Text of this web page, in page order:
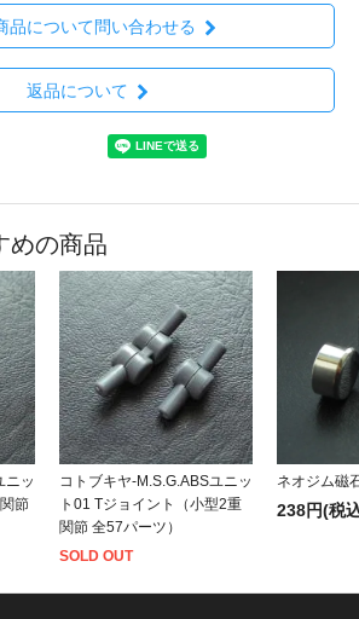
品について問い合わせる
返品について
めの商品
ニッ
節
コトブキヤ-M.S.G.ABSユニッ
ト01 Tジョイント（小型2重
関節 全57パーツ）
SOLD OUT
ネオジム磁
238円(税